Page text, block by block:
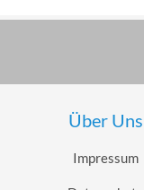
Über Uns
Impressum